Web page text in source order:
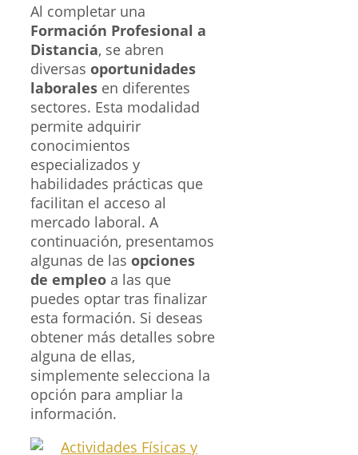
Al completar una
Formación Profesional a
Distancia, se abren
diversas oportunidades
laborales en diferentes
sectores. Esta modalidad
permite adquirir
conocimientos
especializados y
habilidades prácticas que
facilitan el acceso al
mercado laboral. A
continuación, presentamos
algunas de las opciones
de empleo a las que
puedes optar tras finalizar
esta formación. Si deseas
obtener más detalles sobre
alguna de ellas,
simplemente selecciona la
opción para ampliar la
información.